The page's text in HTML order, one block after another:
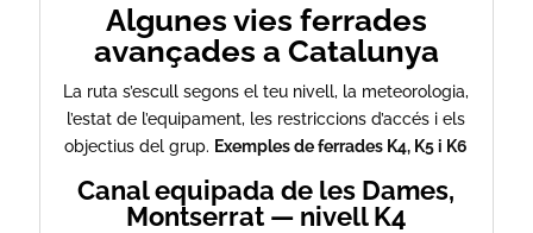
Algunes vies ferrades
avançades a Catalunya
La ruta s’escull segons el teu nivell, la meteorologia,
l’estat de l’equipament, les restriccions d’accés i els
objectius del grup. Exemples de ferrades K4, K5 i K6
Canal equipada de les Dames,
Montserrat — nivell K4